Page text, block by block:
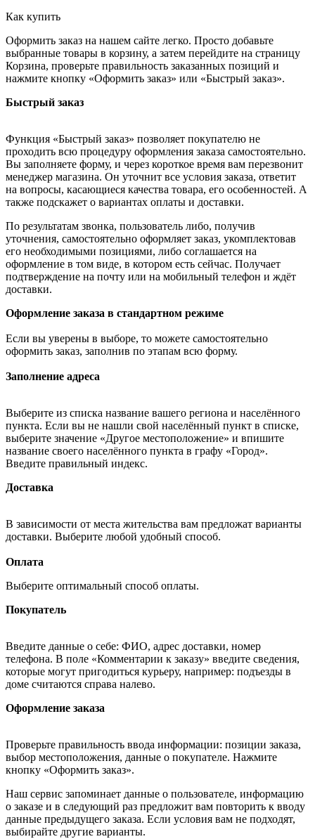
Как купить
Оформить заказ на нашем сайте легко. Просто добавьте
выбранные товары в корзину, а затем перейдите на страницу
Корзина, проверьте правильность заказанных позиций и
нажмите кнопку «Оформить заказ» или «Быстрый заказ».
Быстрый заказ
Функция «Быстрый заказ» позволяет покупателю не
проходить всю процедуру оформления заказа самостоятельно.
Вы заполняете форму, и через короткое время вам перезвонит
менеджер магазина. Он уточнит все условия заказа, ответит
на вопросы, касающиеся качества товара, его особенностей. А
также подскажет о вариантах оплаты и доставки.
По результатам звонка, пользователь либо, получив
уточнения, самостоятельно оформляет заказ, укомплектовав
его необходимыми позициями, либо соглашается на
оформление в том виде, в котором есть сейчас. Получает
подтверждение на почту или на мобильный телефон и ждёт
доставки.
Оформление заказа в стандартном режиме
Если вы уверены в выборе, то можете самостоятельно
оформить заказ, заполнив по этапам всю форму.
Заполнение адреса
Выберите из списка название вашего региона и населённого
пункта. Если вы не нашли свой населённый пункт в списке,
выберите значение «Другое местоположение» и впишите
название своего населённого пункта в графу «Город».
Введите правильный индекс.
Доставка
В зависимости от места жительства вам предложат варианты
доставки. Выберите любой удобный способ.
Оплата
Выберите оптимальный способ оплаты.
Покупатель
Введите данные о себе: ФИО, адрес доставки, номер
телефона. В поле «Комментарии к заказу» введите сведения,
которые могут пригодиться курьеру, например: подъезды в
доме считаются справа налево.
Оформление заказа
Проверьте правильность ввода информации: позиции заказа,
выбор местоположения, данные о покупателе. Нажмите
кнопку «Оформить заказ».
Наш сервис запоминает данные о пользователе, информацию
о заказе и в следующий раз предложит вам повторить к вводу
данные предыдущего заказа. Если условия вам не подходят,
выбирайте другие варианты.